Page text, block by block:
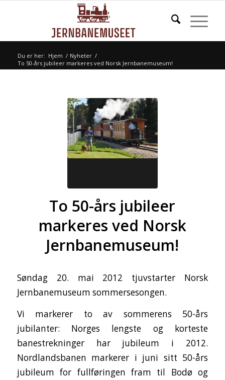
Du er her: Hjem / Nyheter /
To 50-års jubileer markeres ved Norsk Jernbanemuseum!
To 50-års jubileer
markeres ved Norsk
Jernbanemuseum!
Søndag 20. mai 2012 tjuvstarter Norsk
Jernbanemuseum sommersesongen.
Vi markerer to av sommerens 50-års
jubilanter: Norges lengste og korteste
banestrekninger har jubileum i 2012.
Nordlandsbanen markerer i juni sitt 50-års
jubileum for fullføringen fram til Bodø og